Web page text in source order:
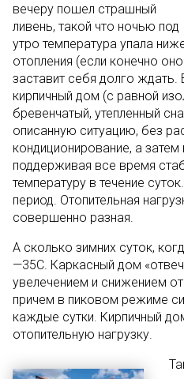
вечеру пошел страшный
ливень, такой что ночью под
утро температура упала
отопления (если конечно
заставит себя долго ждать.
кирпичный дом (с равной
бревенчатый, утепленный
описанную ситуацию, без
кондиционирование, а
поддерживая все время
температуру в течение
период. Отопительная
совершенно разная.
А сколько зимних суток,
—35С. Каркасный дом
увелечением и снижением
причем в пиковом режиме
каждые сутки. Кирпичный
отопительную нагрузку.